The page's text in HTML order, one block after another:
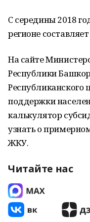
С середины 2018
регионе
На сайте
Республики
Республиканского
поддержки
калькулятор
узнать о
ЖКУ.
Читайте нас